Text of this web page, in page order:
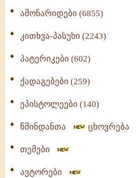
ამონარიდები (6855)
კითხვა-პასუხი (2243)
პატერიკები (602)
ქადაგებები (259)
ეპისტოლეები (140)
წმინდანთა ცხოვრება
თემები
ავტორები